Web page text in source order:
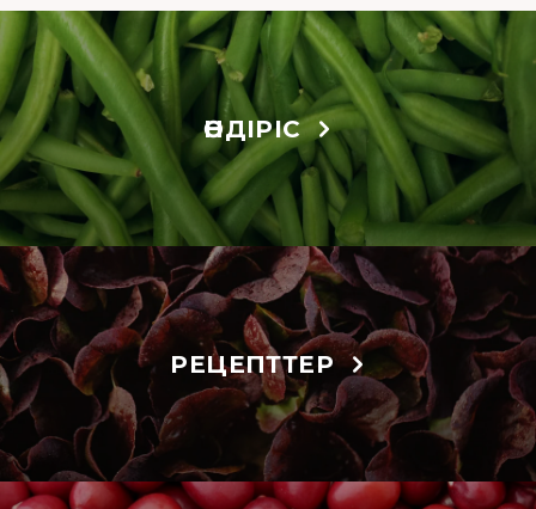
ӨНДІРІС
РЕЦЕПТТЕР